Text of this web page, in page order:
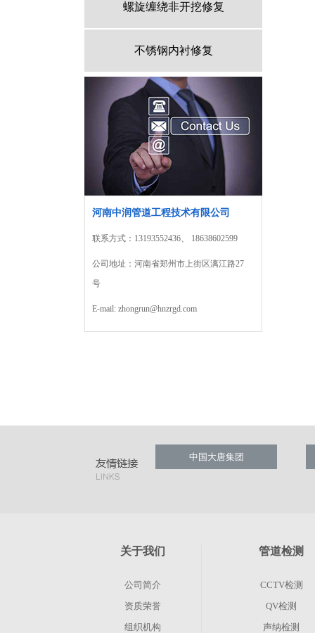
螺旋缠绕非开挖修复
不锈钢内衬修复
河南中润管道工程技术有限公司
联系方式：13193552436、 18638602599
公司地址：河南省郑州市上街区漓江路27
号
E-mail: zhongrun@hnzrgd.com
中国大唐集团
关于我们
公司简介
资质荣誉
组织机构
管道检测
CCTV检测
QV检测
声纳检测